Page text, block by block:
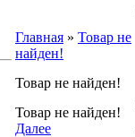
Главная » Товар не
найден!
Товар не найден!
Товар не найден!
Далее